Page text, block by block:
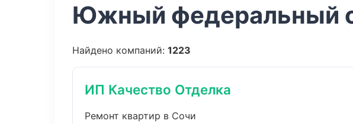
Южный федеральный
Найдено компаний: 1223
ИП Качество Отделка
Ремонт квартир в Сочи